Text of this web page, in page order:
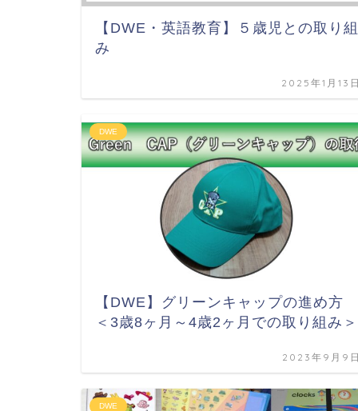
【DWE・英語教育】５歳児との取り組
み
2025年1月13
DWE
【DWE】グリーンキャップの進め方
＜3歳8ヶ月～4歳2ヶ月での取り組み＞
2023年9月9
DWE